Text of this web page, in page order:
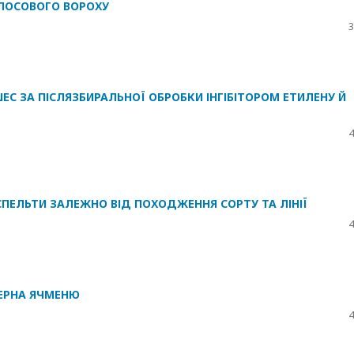
ВОРОХУ
ЗА ПІСЛЯЗБИРАЛЬНОЇ ОБРОБКИ ІНГІБІТОРОМ ЕТИЛЕНУ Й
ЗАЛЕЖНО ВІД ПОХОДЖЕННЯ СОРТУ ТА ЛІНІЇ
ЯЧМЕНЮ